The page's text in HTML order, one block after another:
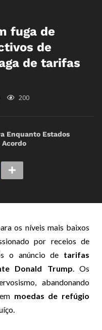
fuga de
de
de tarifas
200
Enquanto Estados
Acordo
os níveis mais baixos
por receios de
o anúncio de tarifas
Donald Trump. Os
abandonando
moedas de refúgio